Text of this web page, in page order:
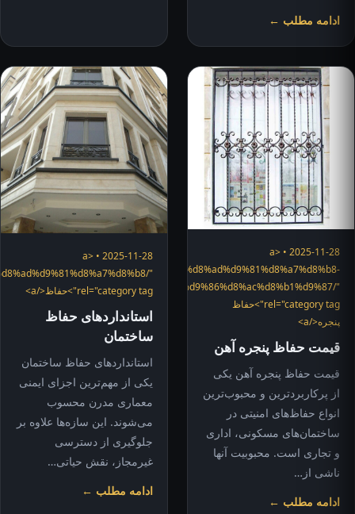
ادامه مطلب ←
2025-11-28 • <a
hefazshop.com/category/services/%d8%ad%d9%81%d8%a7%d8%b8-
%d9%be%d9%86%d8%ac%d8%b1%d9%87/"
rel="category tag">حفاظ
پنجره</a>
قیمت حفاظ پنجره آهن
قیمت حفاظ پنجره آهن یکی
از پرکاربردترین و محبوب‌ترین
انواع حفاظ‌های امنیتی در
ساختمان‌های مسکونی، اداری
و تجاری است. محبوبیت آنها
ناشی از…
ادامه مطلب ←
2025-11-28 • <a
"
rel="category tag">حفاظ</a>
استانداردهای حفاظ
ساختمان
استانداردهای حفاظ ساختمان
یکی از مهم‌ترین اجزای ایمنی
معماری مدرن محسوب
می‌شوند. این سازه‌ها علاوه بر
جلوگیری از دسترسی
غیرمجاز، نقش حیاتی…
ادامه مطلب ←